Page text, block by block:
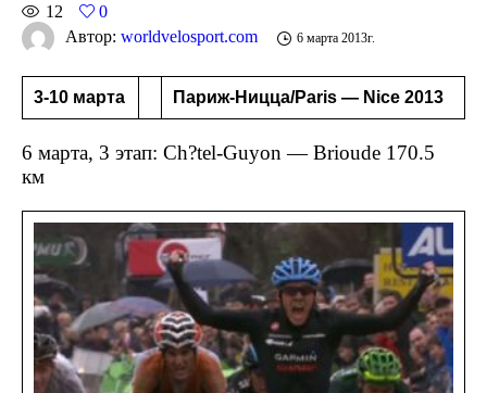
12
0
Автор: worldvelosport.com 6 марта 2013г.
3-10 марта Париж-Ницца/Paris — Nice 2013
6 марта, 3 этап: Ch?tel-Guyon — Brioude 170.5
км